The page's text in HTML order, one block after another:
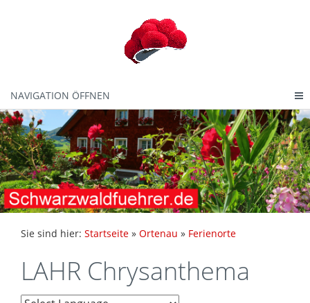
NAVIGATION ÖFFNEN
Sie sind hier: Startseite » Ortenau » Ferienorte
LAHR Chrysanthema